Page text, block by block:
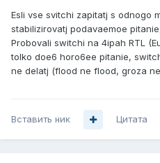
Esli vse svitchi zapitatj s odnogo
stabilizirovatj podavaemoe
Probovali switchi na 4ipah RTL
tolko doe6 horo6ee pitanie,
ne delatj (flood ne flood, groza
Вставить ник Цитата